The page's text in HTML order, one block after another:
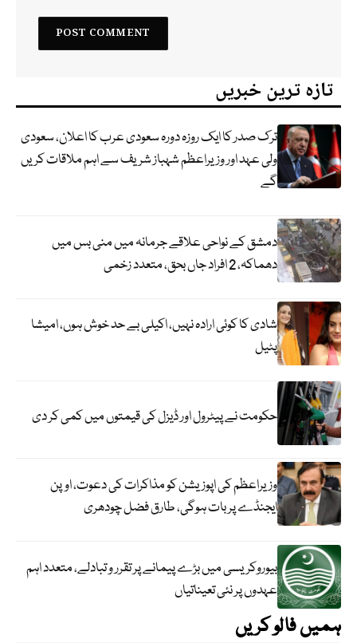
تازہ ترین خبریں
ترک صدر کا ایک روزہ دورہ سعودی عرب کا اعلان، سعودی
ولی عہد اور وزیراعظم شہباز شریف سے اہم ملاقات کریں
گے
دمشق کے نواحی علاقے جرمانہ میں منی بس میں
دھماکہ، 2 افراد جاں بحق، متعدد زخمی
شادی کا کوئی ارادہ نہیں، اکیلی بے حد خوش ہوں، امیشا
پٹیل
حکومت نے پیٹرول اور ڈیزل کی قیمتوں میں کمی کر دی
وزیراعظم کی اپوزیشن کو مذاکرات کی دعوت، اوپن
ایجنڈے پر بات ہوگی، طارق فضل چودھری
بیوروکریسی میں بڑے پیمانے پر تقرر و تبادلے، متعدد اہم
عہدوں پر نئی تعیناتیاں
ہمیں فالو کریں